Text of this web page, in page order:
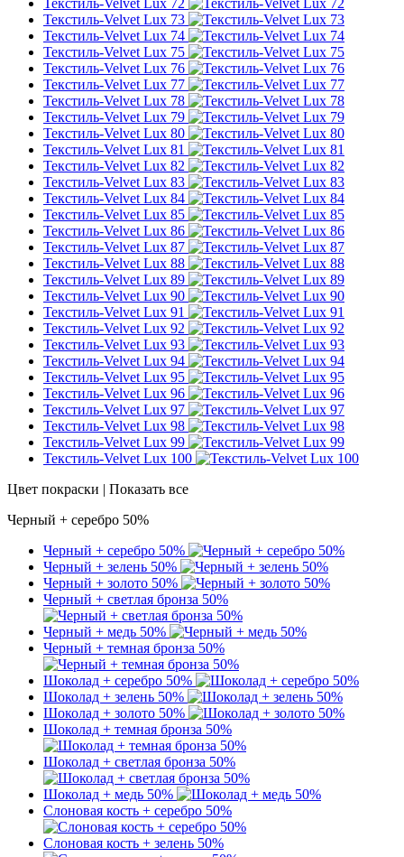
Текстиль-Velvet Lux 73
Текстиль-Velvet Lux 74
Текстиль-Velvet Lux 75
Текстиль-Velvet Lux 76
Текстиль-Velvet Lux 77
Текстиль-Velvet Lux 78
Текстиль-Velvet Lux 79
Текстиль-Velvet Lux 80
Текстиль-Velvet Lux 81
Текстиль-Velvet Lux 82
Текстиль-Velvet Lux 83
Текстиль-Velvet Lux 84
Текстиль-Velvet Lux 85
Текстиль-Velvet Lux 86
Текстиль-Velvet Lux 87
Текстиль-Velvet Lux 88
Текстиль-Velvet Lux 89
Текстиль-Velvet Lux 90
Текстиль-Velvet Lux 91
Текстиль-Velvet Lux 92
Текстиль-Velvet Lux 93
Текстиль-Velvet Lux 94
Текстиль-Velvet Lux 95
Текстиль-Velvet Lux 96
Текстиль-Velvet Lux 97
Текстиль-Velvet Lux 98
Текстиль-Velvet Lux 99
Текстиль-Velvet Lux 100
Цвет покраски | Показать все
Черный + серебро 50%
Черный + серебро 50%
Черный + зелень 50%
Черный + золото 50%
Черный + светлая бронза 50%
Черный + медь 50%
Черный + темная бронза 50%
Шоколад + серебро 50%
Шоколад + зелень 50%
Шоколад + золото 50%
Шоколад + темная бронза 50%
Шоколад + светлая бронза 50%
Шоколад + медь 50%
Слоновая кость + серебро 50%
Слоновая кость + зелень 50%